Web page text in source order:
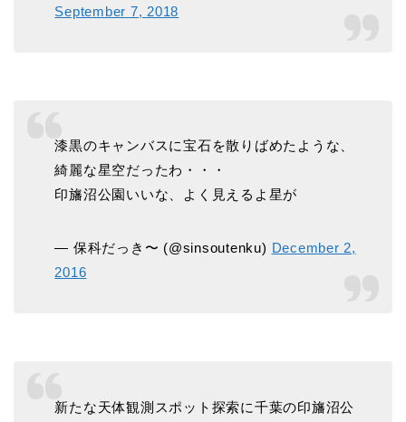
September 7, 2018
漆黒のキャンバスに宝石を散りばめたような、
綺麗な星空だったわ・・・
印旛沼公園いいな、よく見えるよ星が
— 保科だっき〜 (@sinsoutenku) December 2,
2016
新たな天体観測スポット探索に千葉の印旛沼公